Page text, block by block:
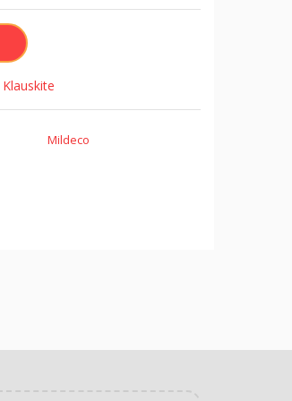
Klauskite
Mildeco